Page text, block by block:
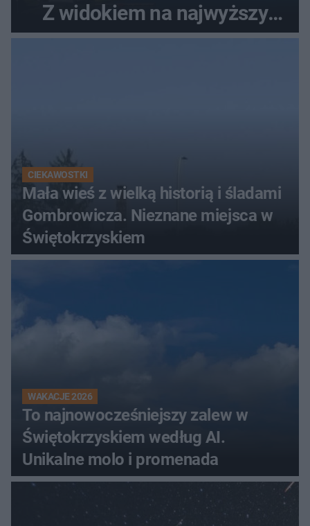
Z widokiem na najwyższy
szczyt Gór Świętokrzyskich
CIEKAWOSTKI
Mała wieś z wielką historią i śladami
Gombrowicza. Nieznane miejsca w
Świętokrzyskiem
WAKACJE 2026
To najnowocześniejszy zalew w
Świętokrzyskiem według AI.
Unikalne molo i promenada